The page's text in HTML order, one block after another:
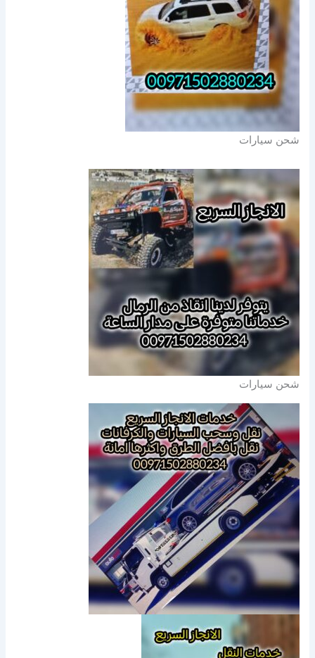
شحن سيارات
شحن سيارات